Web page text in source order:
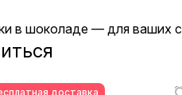
в шоколаде — для ваших
доставка